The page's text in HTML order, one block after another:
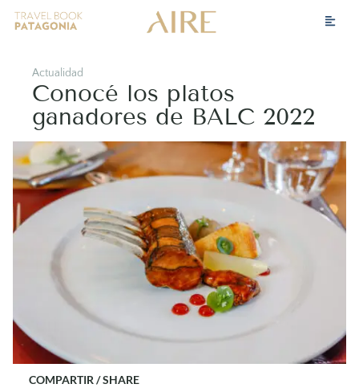
Actualidad
Conocé los platos
ganadores de BALC 2022
COMPARTIR / SHARE